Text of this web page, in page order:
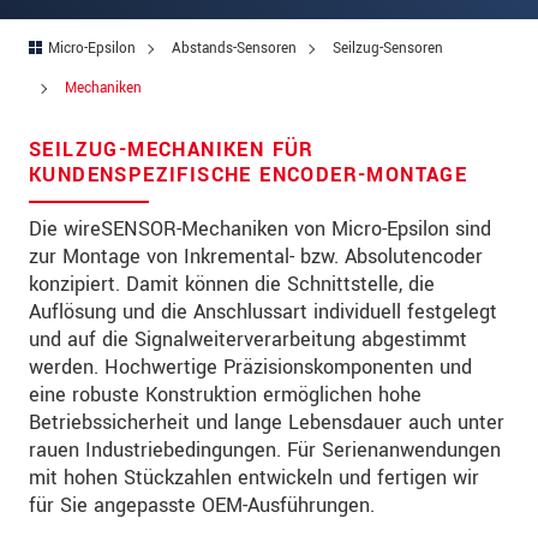
Micro-Epsilon Abstands-Sensoren
Seilzug-Sensoren
Mechaniken
SEILZUG-MECHANIKEN FÜR
KUNDENSPEZIFISCHE ENCODER-MONTAGE
Die wireSENSOR-Mechaniken von Micro-Epsilon sind
zur Montage von Inkremental- bzw. Absolutencoder
konzipiert. Damit können die Schnittstelle, die
Auflösung und die Anschlussart individuell festgelegt
und auf die Signalweiterverarbeitung abgestimmt
werden. Hochwertige Präzisionskomponenten und
eine robuste Konstruktion ermöglichen hohe
Betriebssicherheit und lange Lebensdauer auch unter
rauen Industriebedingungen. Für Serienanwendungen
mit hohen Stückzahlen entwickeln und fertigen wir
für Sie angepasste OEM-Ausführungen.
PLZ
Telefon
Email*
Nachricht*
Bitte halten Sie mich per Mail über
Produktinnovationen auf dem Laufenden
* Pflichtangaben
Wir behandeln Ihre Daten vertraulich. Bitte lesen Sie